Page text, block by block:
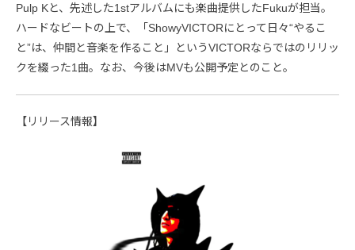
Pulp Kと、先述した1stアルバムにも楽曲提供したFukuが担当。
ハードなビートの上で、「ShowyVICTORにとって日々“やるこ
と”は、仲間と音楽を作ること」というVICTORならではのリリッ
クを綴った1曲。なお、今後はMVも公開予定とのこと。
【リリース情報】